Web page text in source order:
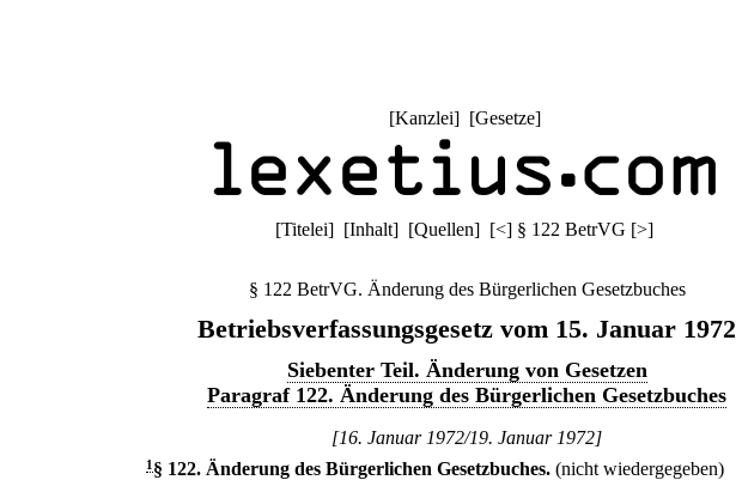
[Kanzlei] [Gesetze]
[Titelei] [Inhalt] [Quellen] [<] § 122 BetrVG [>]
§ 122 BetrVG. Änderung des Bürgerlichen Gesetzbuches
Betriebsverfassungsgesetz vom 15. Januar 1972
Siebenter Teil. Änderung von Gesetzen
Paragraf 122. Änderung des Bürgerlichen Gesetzbuches
[16. Januar 1972/19. Januar 1972]
1 § 122. Änderung des Bürgerlichen Gesetzbuches. (nicht wiedergegeben)